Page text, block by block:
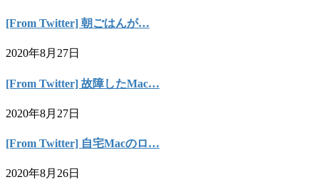
[From Twitter] 朝ごはんが…
2020年8月27日
[From Twitter] 故障したMac…
2020年8月27日
[From Twitter] 自宅Macのロ…
2020年8月26日